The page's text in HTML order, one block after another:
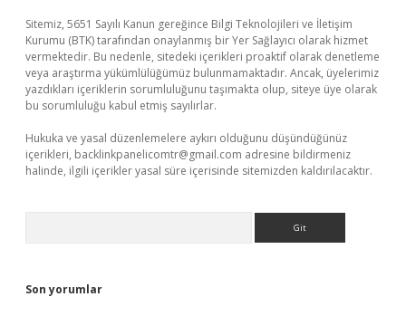
Sitemiz, 5651 Sayılı Kanun gereğince Bilgi Teknolojileri ve İletişim
Kurumu (BTK) tarafından onaylanmış bir Yer Sağlayıcı olarak hizmet
vermektedir. Bu nedenle, sitedeki içerikleri proaktif olarak denetleme
veya araştırma yükümlülüğümüz bulunmamaktadır. Ancak, üyelerimiz
yazdıkları içeriklerin sorumluluğunu taşımakta olup, siteye üye olarak
bu sorumluluğu kabul etmiş sayılırlar.
Hukuka ve yasal düzenlemelere aykırı olduğunu düşündüğünüz
içerikleri, backlinkpanelicomtr@gmail.com adresine bildirmeniz
halinde, ilgili içerikler yasal süre içerisinde sitemizden kaldırılacaktır.
Son yorumlar